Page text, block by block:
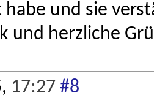
und sie
und herzliche
17:27 #8